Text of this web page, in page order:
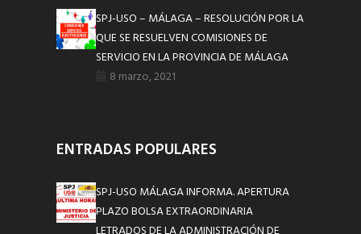
SPJ-USO – MÁLAGA – RESOLUCIÓN POR LA
QUE SE RESUELVEN COMISIONES DE
SERVICIO EN LA PROVINCIA DE MÁLAGA
8 marzo, 2021
ENTRADAS POPULARES
SPJ-USO MÁLAGA INFORMA. APERTURA
PLAZO BOLSA EXTRAORDINARIA